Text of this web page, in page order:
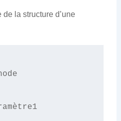
la structure d’une